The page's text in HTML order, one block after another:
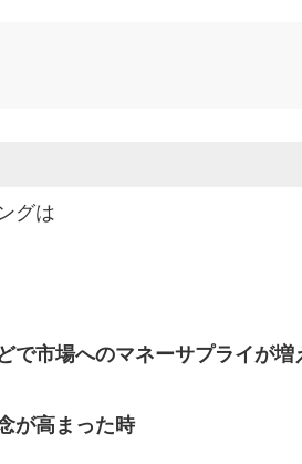
グは
で市場へのマネーサプライが増
が高まった時